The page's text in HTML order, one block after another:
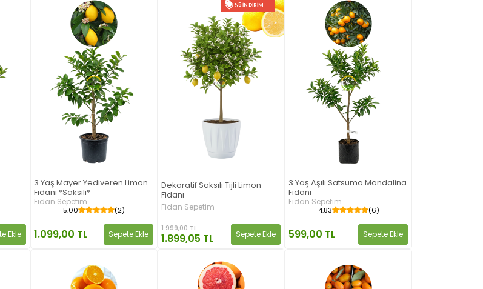
Ekle
3 Yaş Mayer Yediveren Limon
Fidanı *Saksılı*
Fidan Sepetim
5.00 (2)
1.099,00 TL Sepete Ekle
%5 İNDIRIM
Dekoratif Saksılı Tijli Limon
Fidanı
Fidan Sepetim
1.999,00 TL
1.899,05 TL Sepete Ekle
3 Yaş Aşılı Satsuma Mandalina
Fidanı
Fidan Sepetim
4.83 (6)
599,00 TL Sepete Ekle